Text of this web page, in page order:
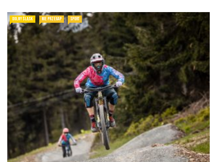
DOLNY ŚLĄSK NIE PRZEGAP SPORT